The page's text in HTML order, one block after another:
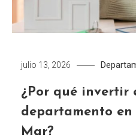
julio 13, 2026
¿Por qué invertir
departamento
Mar?